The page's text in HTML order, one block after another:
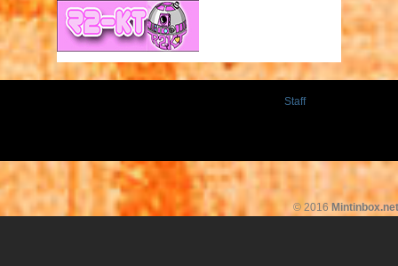
Staff
© 2016Mintinbox.net